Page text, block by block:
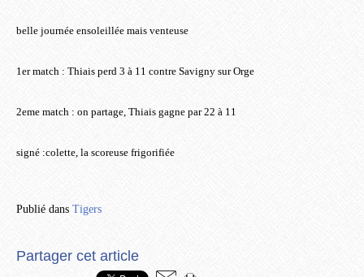
belle journée ensoleillée mais venteuse
1er match : Thiais perd 3 à 11 contre Savigny sur Orge
2eme match : on partage, Thiais gagne par 22 à 11
signé :colette, la scoreuse frigorifiée
Publié dans Tigers
Partager cet article